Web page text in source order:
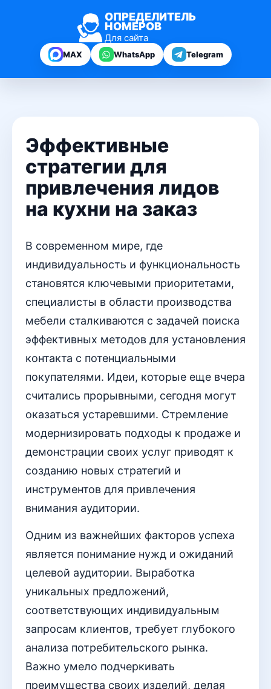
ОПРЕДЕЛИТЕЛЬ
НОМЕРОВ
Для сайта
MAX WhatsApp Telegram
Эффективные
стратегии для
привлечения лидов
на кухни на заказ
В современном мире, где
индивидуальность и функциональность
становятся ключевыми приоритетами,
специалисты в области производства
мебели сталкиваются с задачей поиска
эффективных методов для установления
контакта с потенциальными
покупателями. Идеи, которые еще вчера
считались прорывными, сегодня могут
оказаться устаревшими. Стремление
модернизировать подходы к продаже и
демонстрации своих услуг приводят к
созданию новых стратегий и
инструментов для привлечения
внимания аудитории.
Одним из важнейших факторов успеха
является понимание нужд и ожиданий
целевой аудитории. Выработка
уникальных предложений,
соответствующих индивидуальным
запросам клиентов, требует глубокого
анализа потребительского рынка.
Важно умело подчеркивать
преимущества своих изделий, делая